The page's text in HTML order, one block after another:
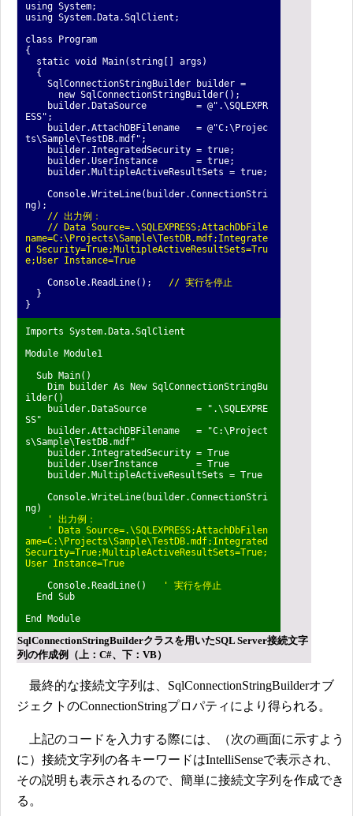
using System;
using System.Data.SqlClient;
class Program
{
static void Main(string[] args)
{
SqlConnectionStringBuilder builder =
new SqlConnectionStringBuilder();
builder.DataSource = @".\SQLEXPR
ESS";
builder.AttachDBFilename = @"C:\Projec
ts\Sample\TestDB.mdf";
builder.IntegratedSecurity = true;
builder.UserInstance = true;
builder.MultipleActiveResultSets = true;
Console.WriteLine(builder.ConnectionStri
ng);
// 出力例：
// Data Source=.\SQLEXPRESS;AttachDbFile
name=C:\Projects\Sample\TestDB.mdf; Integrate
d Security=True;MultipleActiveResultSets=Tru
e;User Instance=True
Console.ReadLine(); // 実行を停止
}
}
Imports System.Data.SqlClient
Module Module1
Sub Main()
Dim builder As New SqlConnectionStringBu
ilder()
builder.DataSource = ".\SQLEXPRE
SS"
builder.AttachDBFilename = "C:\Project
s\Sample\TestDB.mdf"
builder.IntegratedSecurity = True
builder.UserInstance = True
builder.MultipleActiveResultSets = True
Console.WriteLine(builder.ConnectionStri
ng)
' 出力例：
' Data Source=.\SQLEXPRESS;AttachDbFilen
ame=C:\Projects\Sample\TestDB.mdf; Integrated
Security=True;MultipleActiveResultSets=True;
User Instance=True
Console.ReadLine()
' 実行を停止
End Sub
End Module
SqlConnectionStringBuilderクラスを用いたSQL Server接続文字
列の作成例（上：C#、下：VB）
最終的な接続文字列は、SqlConnectionStringBuilderオブ
ジェクトのConnectionStringプロパティにより得られる。
上記のコードを入力する際には、（次の画面に示すよう
に）接続文字列の各キーワードはIntelliSenseで表示され、
その説明も表示されるので、簡単に接続文字列を作成でき
る。